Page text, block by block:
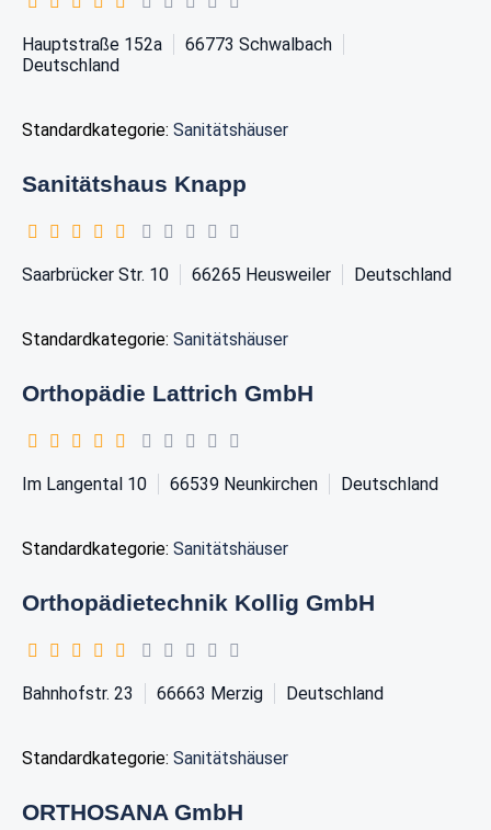
Hauptstraße 152a 66773 Schwalbach
Deutschland
Standardkategorie: Sanitätshäuser
Sanitätshaus Knapp
Saarbrücker Str. 10 66265 Heusweiler Deutschland
Standardkategorie: Sanitätshäuser
Orthopädie Lattrich GmbH
Im Langental 10 66539 Neunkirchen Deutschland
Standardkategorie: Sanitätshäuser
Orthopädietechnik Kollig GmbH
Bahnhofstr. 23 66663 Merzig Deutschland
Standardkategorie: Sanitätshäuser
ORTHOSANA GmbH